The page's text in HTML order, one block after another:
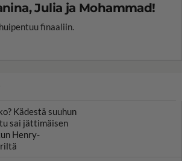
Julia ja Mohammad!
finaaliin.
Kädestä suuhun
sai jättimäisen
Henry-